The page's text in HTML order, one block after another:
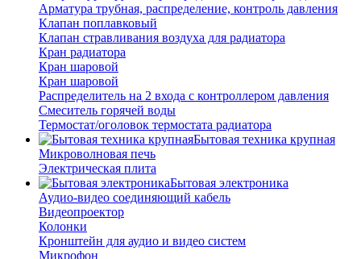
Арматура трубная, распределение, контроль давления
Клапан поплавковый
Клапан стравливания воздуха для радиатора
Кран радиатора
Кран шаровой
Кран шаровой
Распределитель на 2 входа с контроллером давления
Смеситель горячей воды
Термостат/оголовок термостата радиатора
Бытовая техника крупная
Микроволновая печь
Электрическая плита
Бытовая электроника
Аудио-видео соединяющий кабель
Видеопроектор
Колонки
Кронштейн для аудио и видео систем
Микрофон